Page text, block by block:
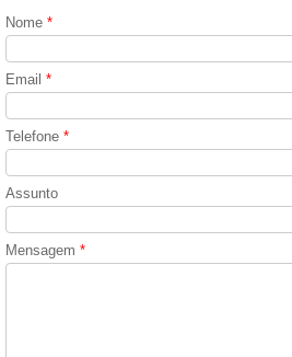
Nome *
Email *
Telefone *
Assunto
Mensagem *